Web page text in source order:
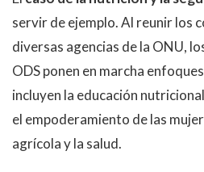
servir de ejemplo. Al reunir los
diversas agencias de la ONU,
ODS ponen en marcha
incluyen la educación
el empoderamiento de las
agrícola y la salud.